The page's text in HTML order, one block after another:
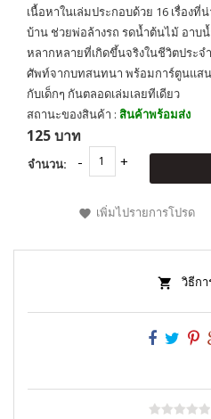
เนื้อหาในเล่มประกอบด้วย 16 เรื่อง
บ้าน ช่วยพ่อล้างรถ รดน้ำต้นไม้ อาบ
หลากหลายที่เกิดขึ้นจริงในชีวิตประ
ศัพท์จากบทสนทนา พร้อมการ์ตูนแส
กับเด็กๆ กันตลอดเล่มเลยทีเดียว
สถานะของสินค้า : สินค้าพร้อมส่ง
125 บาท
จำนวน:
เพิ่มไปรายการโปรด
วิธีก